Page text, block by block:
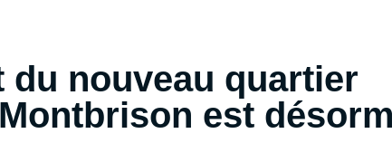
du nouveau quartier
est